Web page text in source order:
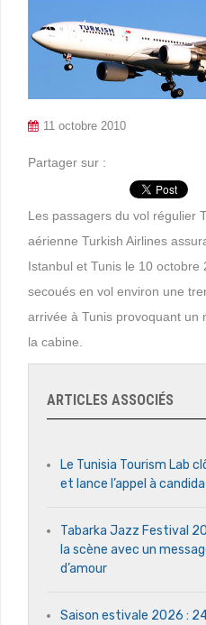
11 octobre 2010
Partager sur :
Les passagers du vol régulier
aérienne Turkish Airlines
Istanbul et Tunis le 10
secoués en vol environ une
arrivée à Tunis provoquant un
la cabine.
ARTICLES ASSOCIÉS
Le Tunisia Tourism Lab
et lance l’appel à
Tabarka Jazz Festival
la scène avec un
d’amour
Saison estivale 2026 :